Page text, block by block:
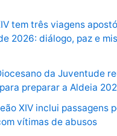
tem três viagens
2026: diálogo, paz e
da Juventude
preparar a Aldeia
XIV inclui passagens
vítimas de abusos